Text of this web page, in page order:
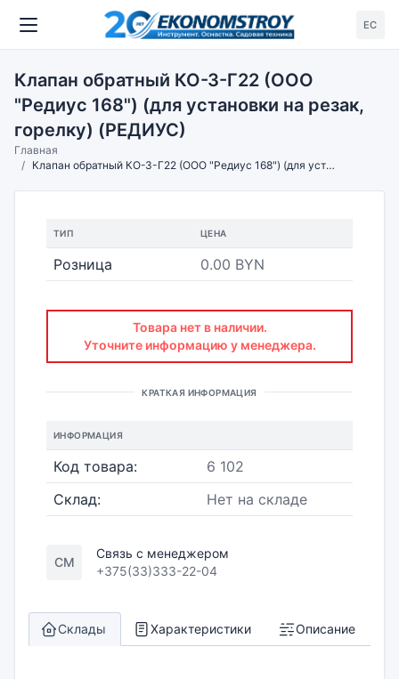
ЕС
Клапан обратный КО-З-Г22 (ООО
"Редиус 168") (для установки на резак,
горелку) (РЕДИУС)
Главная
Клапан обратный КО-З-Г22 (ООО "Редиус 168") (для установки на резак, горелку) (РЕДИУС)
ТИП ЦЕНА
Розница 0.00 BYN
Товара нет в наличии.
Уточните информацию у менеджера.
КРАТКАЯ ИНФОРМАЦИЯ
ИНФОРМАЦИЯ
Код товара:
6 102
Склад:
Нет на складе
СМ
Связь с менеджером
+375(33)333-22-04
Склады Характеристики Описание